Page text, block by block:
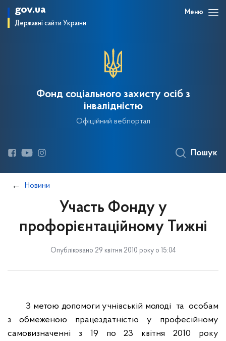
gov.ua
Державні сайти України
Меню
Фонд соціального захисту осіб з
інвалідністю
Офіційний вебпортал
Пошук
Новини
Участь Фонду у
профорієнтаційному Тижні
Опубліковано 29 квітня 2010 року о 15:04
З метою допомоги учнівській молоді та особам
з обмеженою працездатністю у професійному
самовизначенні з 19 по 23 квітня 2010 року